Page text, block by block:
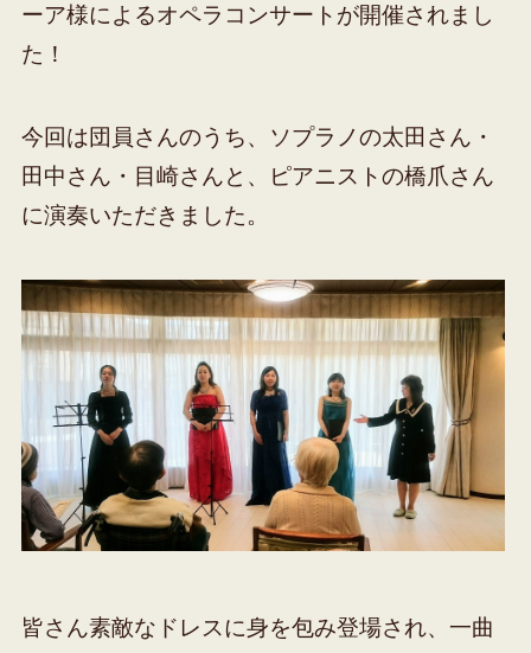
ーア様によるオペラコンサートが開催されまし
た！
今回は団員さんのうち、ソプラノの太田さん・
田中さん・目崎さんと、ピアニストの橋爪さん
に演奏いただきました。
皆さん素敵なドレスに身を包み登場され、一曲